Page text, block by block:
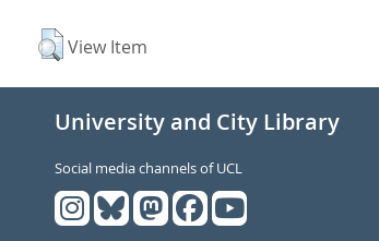
View Item
University and City Library
Social media channels of UCL